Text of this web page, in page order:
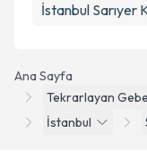
Ana Sayfa
Tekrarlayan
İstanbul
İstanbul Sarıyer